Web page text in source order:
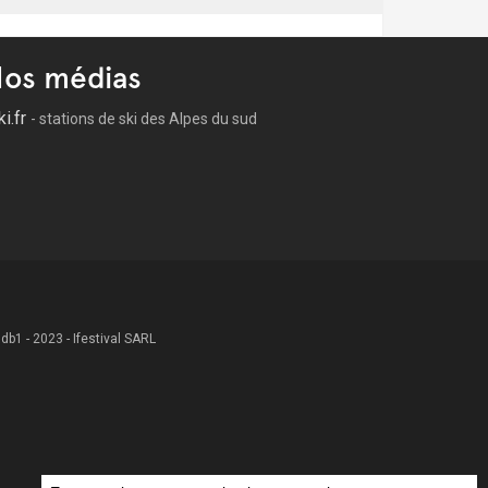
médias
- stations de ski des Alpes du sud
- 2023 - Ifestival SARL